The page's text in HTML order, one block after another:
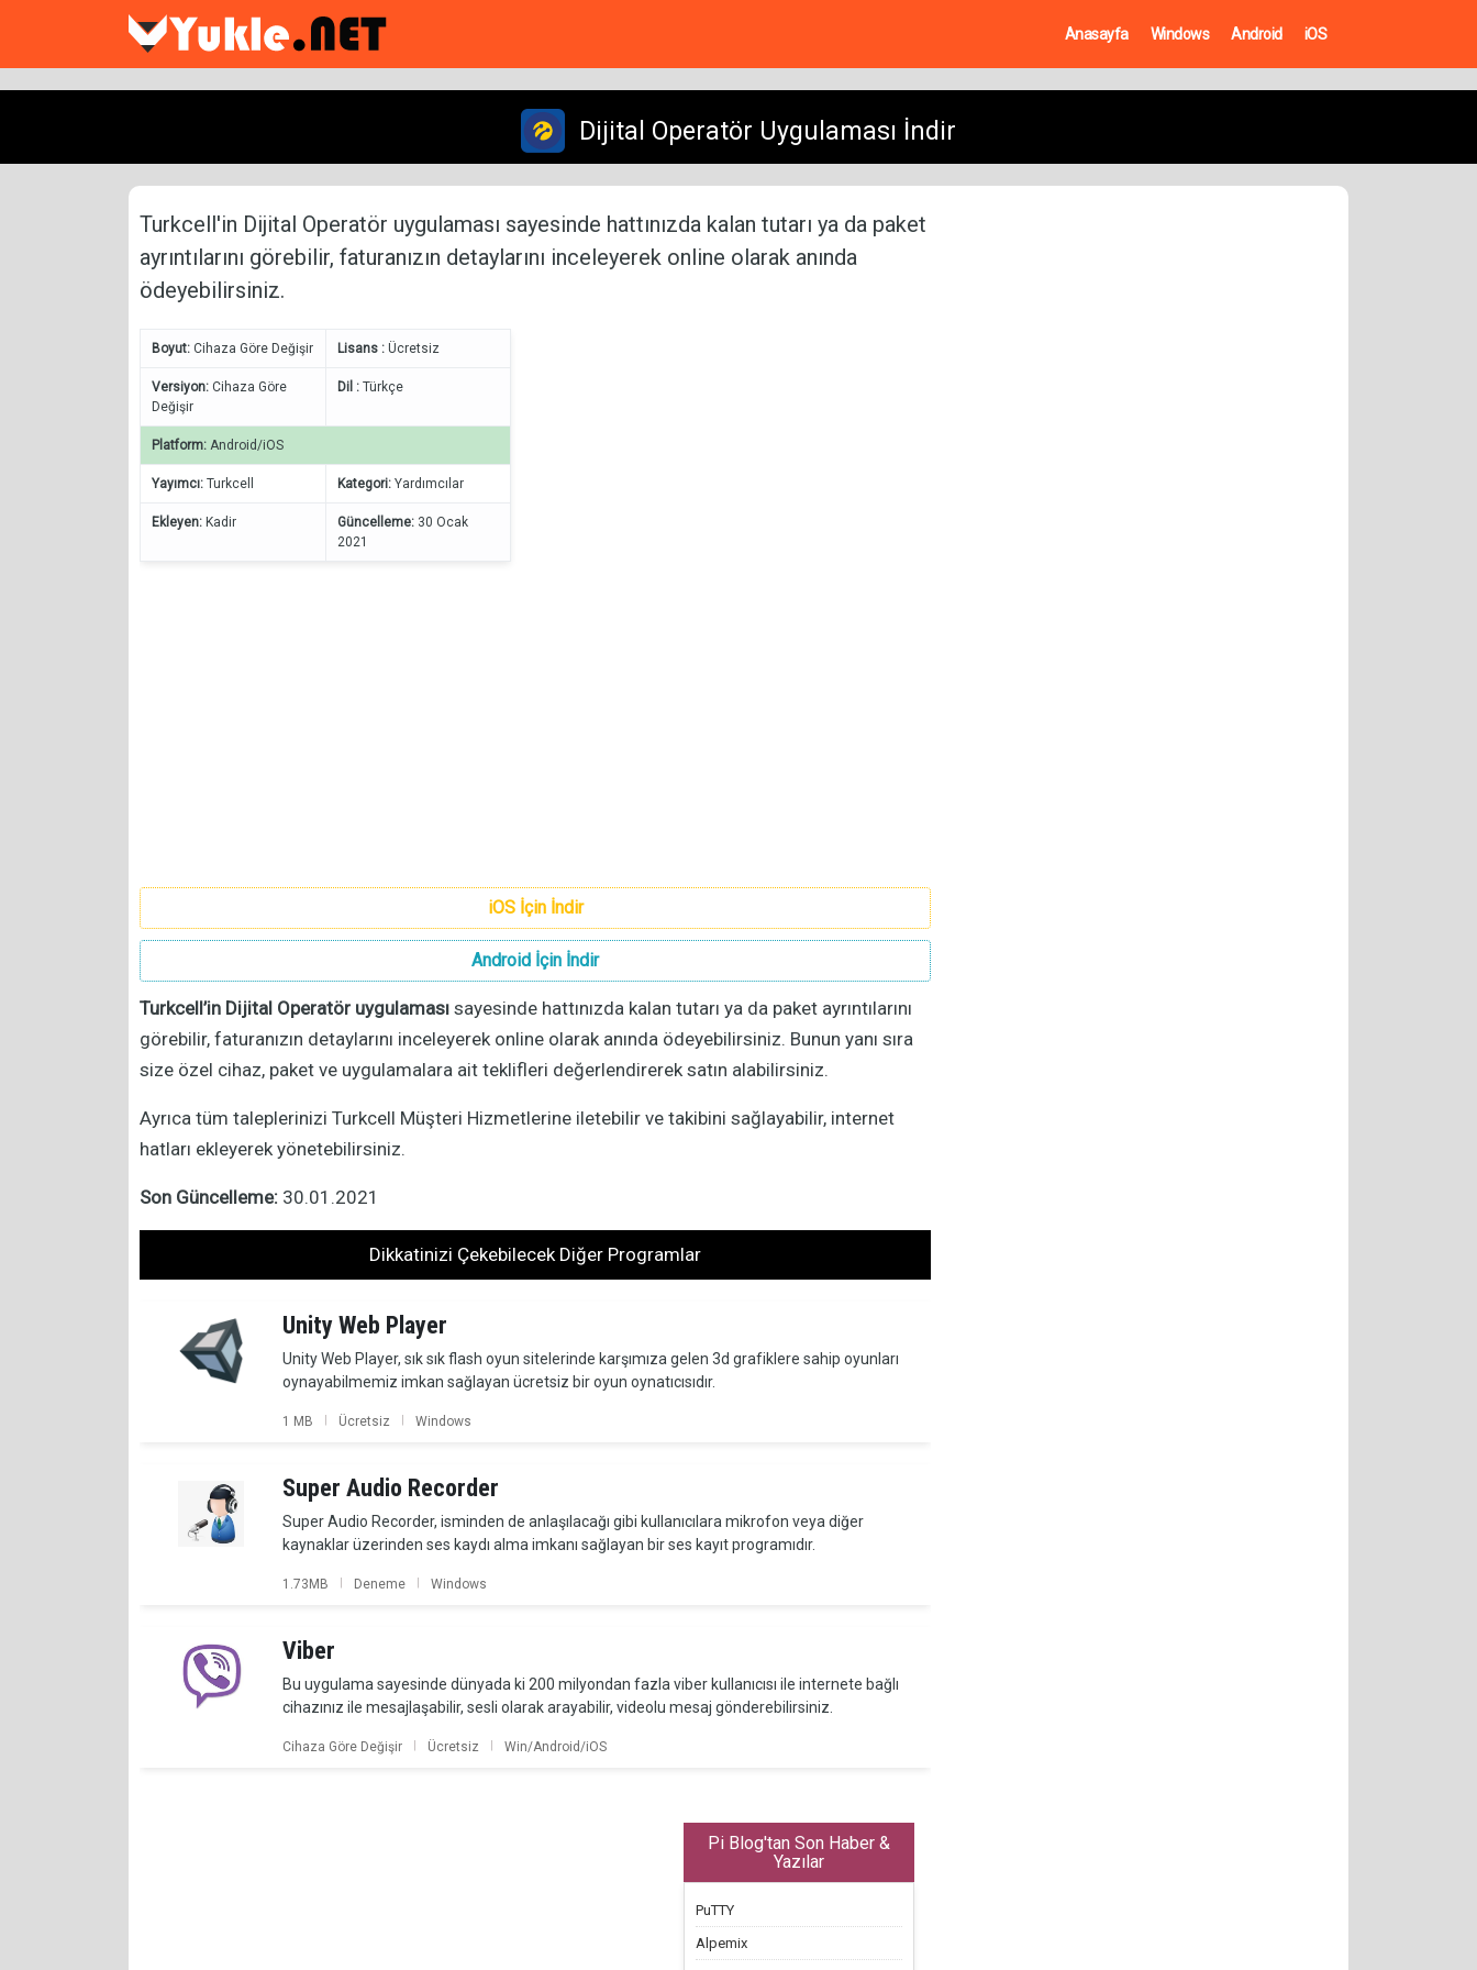
Anasayfa Windows Android iOS
Dijital Operatör Uygulaması İndir
Turkcell'in Dijital Operatör uygulaması sayesinde hattınızda kalan tutarı ya da paket
ayrıntılarını görebilir, faturanızın detaylarını inceleyerek online olarak anında
ödeyebilirsiniz.
Boyut: Cihaza Göre Değişir Lisans : Ücretsiz
Versiyon: Cihaza Göre
Değişir
Dil : Türkçe
Platform: Android/iOS
Yayımcı: Turkcell Kategori: Yardımcılar
Ekleyen: Kadir Güncelleme: 30 Ocak
2021
iOS İçin İndir
Android İçin İndir
Turkcell’in Dijital Operatör uygulaması sayesinde hattınızda kalan tutarı ya da paket ayrıntılarını
görebilir, faturanızın detaylarını inceleyerek online olarak anında ödeyebilirsiniz. Bunun yanı sıra
size özel cihaz, paket ve uygulamalara ait teklifleri değerlendirerek satın alabilirsiniz.
Ayrıca tüm taleplerinizi Turkcell Müşteri Hizmetlerine iletebilir ve takibini sağlayabilir, internet
hatları ekleyerek yönetebilirsiniz.
Son Güncelleme: 30.01.2021
Dikkatinizi Çekebilecek Diğer Programlar
Unity Web Player
Unity Web Player, sık sık flash oyun sitelerinde karşımıza gelen 3d grafiklere sahip oyunları
oynayabilmemiz imkan sağlayan ücretsiz bir oyun oynatıcısıdır.
1 MB | Ücretsiz | Windows
Super Audio Recorder
Super Audio Recorder, isminden de anlaşılacağı gibi kullanıcılara mikrofon veya diğer
kaynaklar üzerinden ses kaydı alma imkanı sağlayan bir ses kayıt programıdır.
1.73MB | Deneme | Windows
Viber
Bu uygulama sayesinde dünyada ki 200 milyondan fazla viber kullanıcısı ile internete bağlı
cihazınız ile mesajlaşabilir, sesli olarak arayabilir, videolu mesaj gönderebilirsiniz.
Cihaza Göre Değişir | Ücretsiz | Win/Android/iOS
Pi Blog'tan Son Haber &
Yazılar
PuTTY
Alpemix